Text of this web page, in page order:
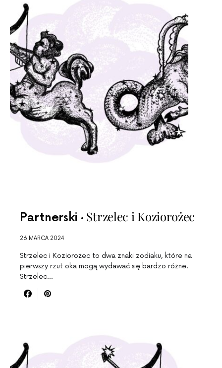
Partnerski Strzelec i Koziorożec
26 MARCA 2024
Strzelec i Koziorożec to dwa znaki zodiaku, które na
pierwszy rzut oka mogą wydawać się bardzo różne.
Strzelec…